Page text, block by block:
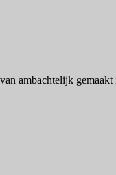
ambachtelijk